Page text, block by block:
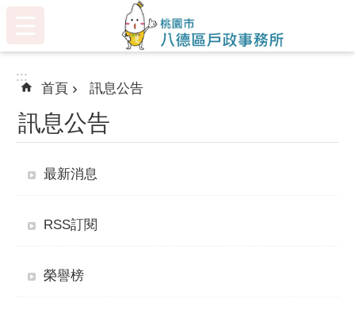
:::
首頁 訊息公告
訊息公告
最新消息
RSS訂閱
榮譽榜